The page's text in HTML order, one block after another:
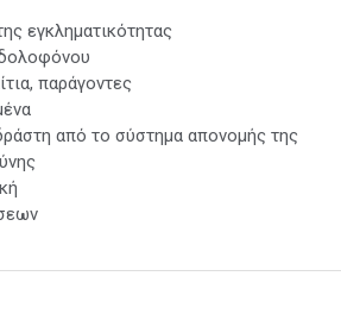
εγκληματικότητας
παράγοντες
από το σύστημα απονομής της